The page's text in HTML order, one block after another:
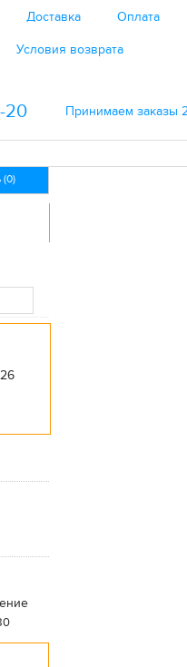
Доставка Оплата
Условия возврата
20 Принимаем заказы
(0)